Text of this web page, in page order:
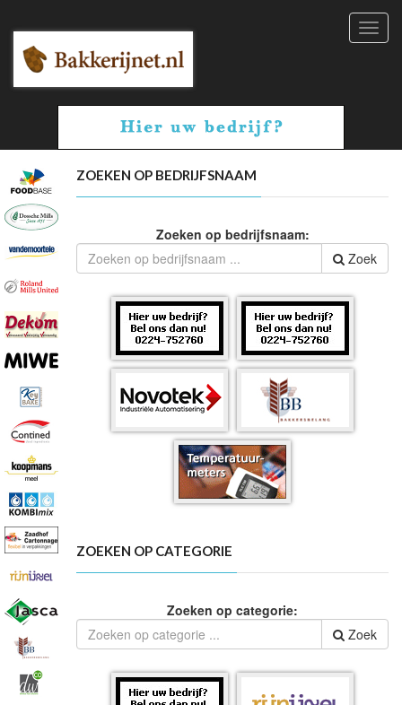
ZOEKEN OP BEDRIJFSNAAM
Zoeken op bedrijfsnaam:
Zoek
ZOEKEN OP CATEGORIE
Zoeken op categorie:
Zoek